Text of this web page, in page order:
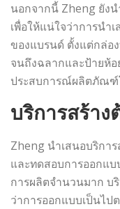
นอกจากนี้ Zheng ยัง
เพื่อให้แน่ใจว่าการนำ
ของแบรนด์ ตั้งแต่กล่อ
จนถึงฉลากและป้ายห้อ
ประสบการณ์ผลิตภัณฑ์
บริการสร้า
Zheng นำเสนอบริกา
และทดสอบการออกแ
การผลิตจำนวนมาก บ
ว่าการออกแบบเป็นไป